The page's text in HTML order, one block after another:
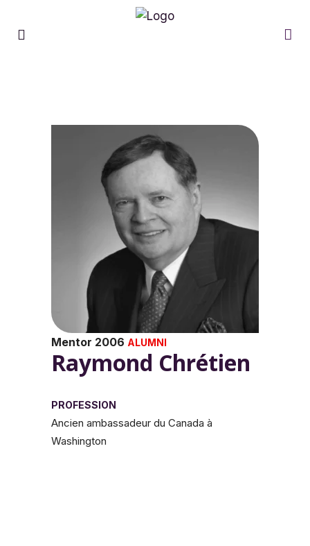
Mentor 2006 ALUMNI
Raymond Chrétien
PROFESSION
Ancien ambassadeur du Canada à
Washington